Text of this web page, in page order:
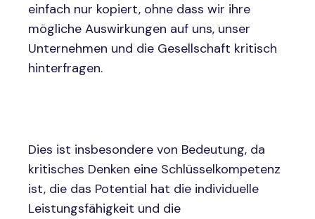
einfach nur kopiert, ohne dass wir ihre
mögliche Auswirkungen auf uns, unser
Unternehmen und die Gesellschaft kritisch
hinterfragen.
Dies ist insbesondere von Bedeutung, da
kritisches Denken eine Schlüsselkompetenz
ist, die das Potential hat die individuelle
Leistungsfähigkeit und die